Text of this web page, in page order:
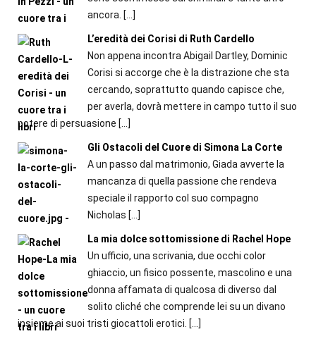
ancora. […]
L’eredità dei Corisi di Ruth Cardello
Non appena incontra Abigail Dartley, Dominic
Corisi si accorge che è la distrazione che sta
cercando, soprattutto quando capisce che,
per averla, dovrà mettere in campo tutto il suo
potere di persuasione […]
Gli Ostacoli del Cuore di Simona La Corte
A un passo dal matrimonio, Giada avverte la
mancanza di quella passione che rendeva
speciale il rapporto col suo compagno
Nicholas […]
La mia dolce sottomissione di Rachel Hope
Un ufficio, una scrivania, due occhi color
ghiaccio, un fisico possente, mascolino e una
donna affamata di qualcosa di diverso dal
solito cliché che comprende lei su un divano
insieme ai suoi tristi giocattoli erotici. […]